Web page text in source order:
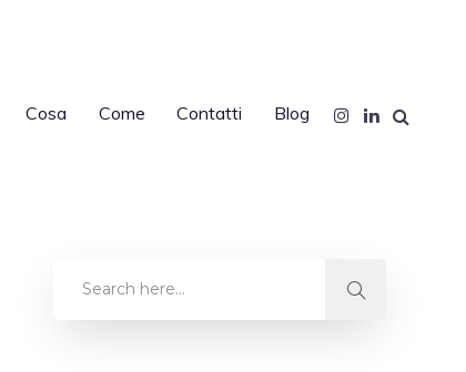
Cosa Come Contatti Blog